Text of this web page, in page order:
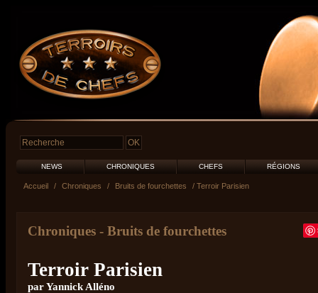
NEWS CHRONIQUES CHEFS RÉGIONS
Accueil / Chroniques / Bruits de fourchettes / Terroir Parisien
Chroniques - Bruits de fourchettes
Terroir Parisien
par Yannick Alléno